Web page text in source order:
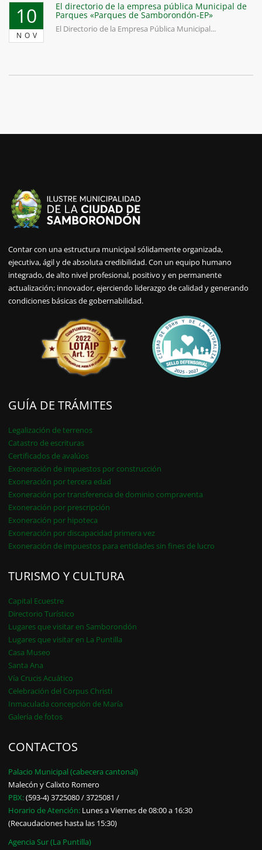
10
NOV
El directorio de la empresa pública Municipal de
Parques «Parques de Samborondón-EP»
El Directorio de la Empresa Pública Municipal...
Contar con una estructura municipal sólidamente organizada,
ejecutiva, ágil y de absoluta credibilidad. Con un equipo humano
integrado, de alto nivel profesional, positivo y en permanente
actualización; innovador, ejerciendo liderazgo de calidad y generando
condiciones básicas de gobernabilidad.
GUÍA DE TRÁMITES
Legalización de terrenos
Catastro de escrituras
Certificados de avalúos
Exoneración de impuestos por construcción
Exoneración por tercera edad
Exoneración por transferencia de dominio compraventa
Exoneración por prescripción
Exoneración por hipoteca
Exoneración por discapacidad primera vez
Exoneración de impuestos para entidades sin fines de lucro
TURISMO Y CULTURA
Capital Ecuestre
Directorio Turístico
Lugares que visitar en Samborondón
Lugares que visitar en La Puntilla
Casa Museo
Santa Ana
Vía Crucis Acuático
Celebración del Corpus Christi
Inmaculada concepción de María
Galería de fotos
CONTACTOS
Palacio Municipal (cabecera cantonal)
Malecón y Calixto Romero
PBX:(593-4) 3725080 / 3725081 /
Horario de Atención: Lunes a Viernes de 08:00 a 16:30
(Recaudaciones hasta las 15:30)
Agencia Sur (La Puntilla)